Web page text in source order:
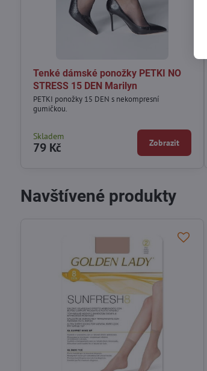
Tenké dámské ponožky PETKI NO
STRESS 15 DEN Marilyn
PETKI ponožky 15 DEN s nekompresní
gumičkou.
Skladem
79 Kč Zobrazit
Navštívené produkty